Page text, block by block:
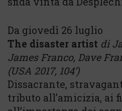
Da giovedì 26 luglio
The disaster artist di
James Franco, Dave
(USA 2017, 104’)
Dissacrante,
tributo all’amicizia, ai